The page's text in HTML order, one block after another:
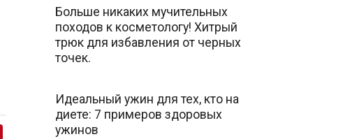
Больше никаких мучительных
походов к косметологу! Хитрый
трюк для избавления от черных
точек.
Идеальный ужин для тех, кто на
диете: 7 примеров здоровых
ужинов